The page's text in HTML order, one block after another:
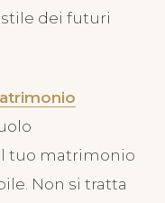
dei futuri
tuo matrimonio
Non si tratta